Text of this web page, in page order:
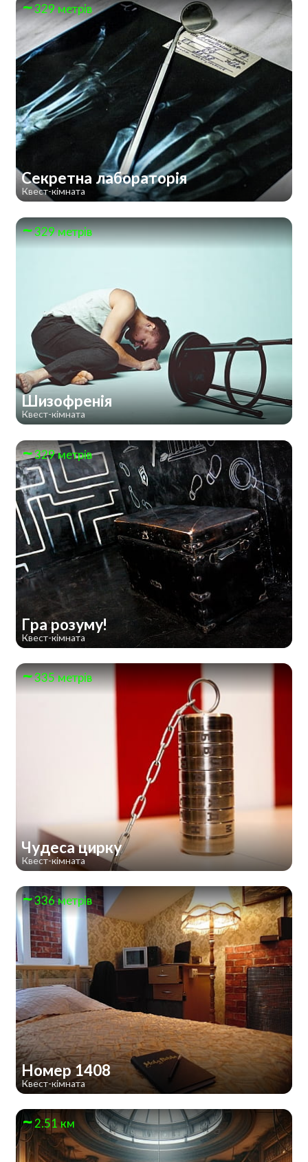
329 метрів
Секретна лабораторія
Квест-кімната
329 метрів
Шизофренія
Квест-кімната
329 метрів
Гра розуму!
Квест-кімната
335 метрів
Чудеса цирку
Квест-кімната
336 метрів
Номер 1408
Квест-кімната
2.51 км